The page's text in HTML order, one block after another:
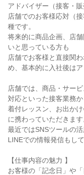
アドバイザー（接客・販
店舗でのお客様応対（
種です。
将来的に商品企画、店
いと思っている方も
店舗でお客様と直接関
め、基本的に入社後は
店舗では、商品・サー
対応といった接客業務か
着付レッスン、お出か
に携わっていただきます
最近ではSNSツールの
LINEでの情報発信もして
【仕事内容の魅力 】
お客様の「記念日」や